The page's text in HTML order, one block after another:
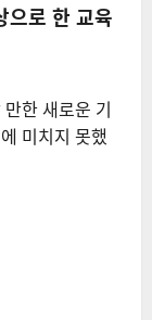
으로 한 교육
한 새로운 기
미치지 못했